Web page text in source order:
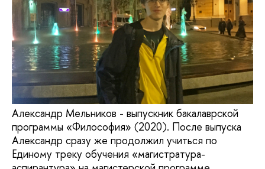
Александр Мельников - выпускник бакалаврской
программы «Философия» (2020). После выпуска
Александр сразу же продолжил учиться по
Единому треку обучения «магистратура-